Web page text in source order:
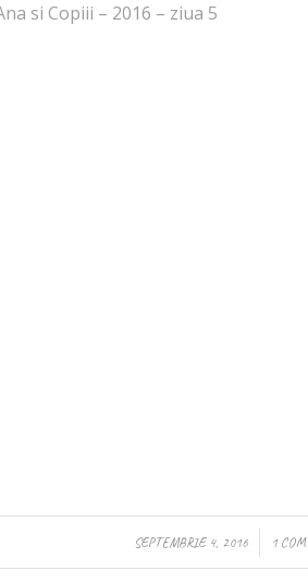
si Copiii – 2016 – ziua 5
SEPTEMBRIE 4, 2016
/ 1 /